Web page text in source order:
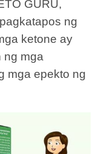
GURU,
ng
ketone ay
ng mga
mga epekto ng